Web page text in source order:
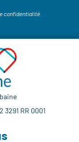
confidentialité.
3291 RR 0001